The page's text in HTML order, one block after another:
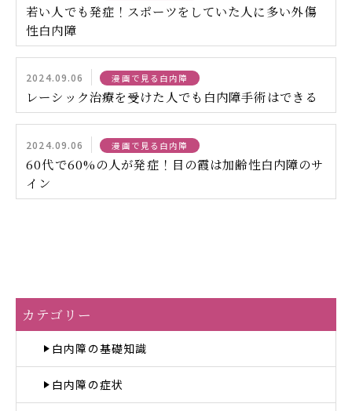
若い人でも発症！スポーツをしていた人に多い外傷
性白内障
2024.09.06 漫画で見る白内障
レーシック治療を受けた人でも白内障手術はできる
2024.09.06 漫画で見る白内障
60代で60%の人が発症！目の霞は加齢性白内障のサ
イン
カテゴリー
白内障の基礎知識
白内障の症状